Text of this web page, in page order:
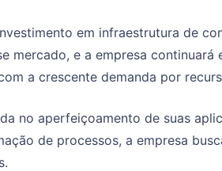
em infraestrutura de
mercado, e a empresa
a crescente demanda por
no aperfeiçoamento de suas
de processos, a empresa